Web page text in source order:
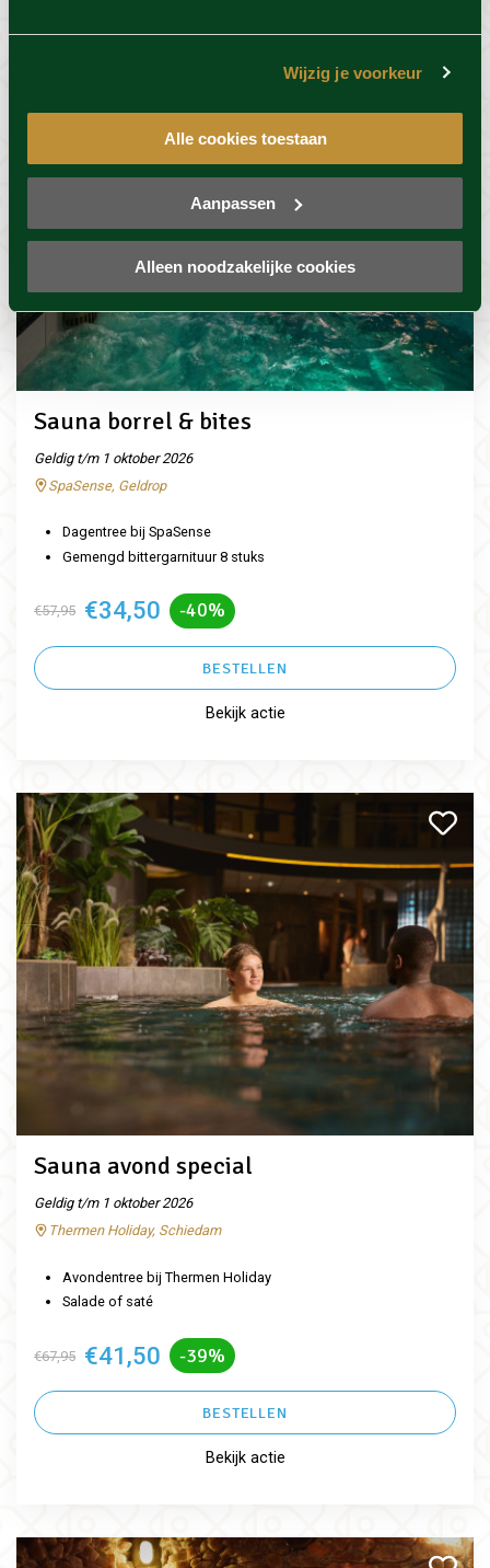
Wijzig je voorkeur
Alle cookies toestaan
Aanpassen
Alleen noodzakelijke cookies
Sauna borrel & bites
Geldig t/m 1 oktober 2026
SpaSense, Geldrop
Dagentree bij SpaSense
Gemengd bittergarnituur 8 stuks
€57,95 €34,50 -40%
BESTELLEN
Bekijk actie
Sauna avond special
Geldig t/m 1 oktober 2026
Thermen Holiday, Schiedam
Avondentree bij Thermen Holiday
Salade of saté
€67,95 €41,50 -39%
BESTELLEN
Bekijk actie